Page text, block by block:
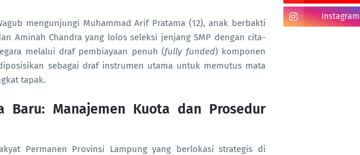
mengunjungi Muhammad Arif Pratama (12), anak berbakti
Aminah Chandra yang lolos seleksi jenjang SMP dengan cita-
melalui draf pembiayaan penuh (fully funded) komponen
sebagai draf instrumen utama untuk memutus mata
tapak.
Baru: Manajemen Kuota dan Prosedur
Permanen Provinsi Lampung yang berlokasi strategis di
Instagram